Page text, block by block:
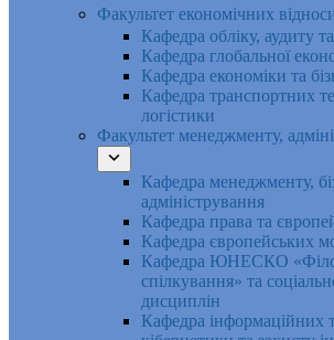
Факультет економічних
Кафедра обліку, аудиту
Кафедра глобальної
Кафедра економіки та
Кафедра транспортних
логістики
Факультет менеджменту,
Кафедра менеджменту,
адміністрування
Кафедра права та
Кафедра європейських
Кафедра ЮНЕСКО
спілкування» та
дисциплін
Кафедра інформаційних